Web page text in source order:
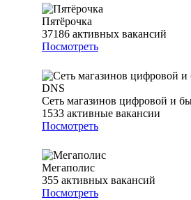
Пятёрочка
37186 активных вакансий
Посмотреть
Сеть магазинов цифровой и
1533 активные вакансии
Посмотреть
Мегаполис
355 активных вакансий
Посмотреть